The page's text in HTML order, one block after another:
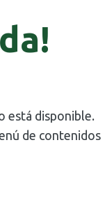
está disponible.
de contenidos